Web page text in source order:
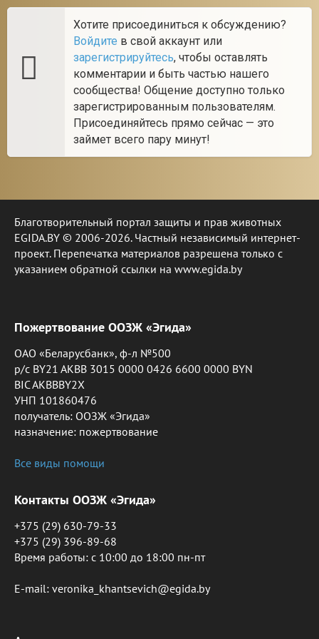
Хотите присоединиться к обсуждению?
Войдите в свой аккаунт или
зарегистрируйтесь, чтобы оставлять
комментарии и быть частью нашего
сообщества! Общение доступно только
зарегистрированным пользователям.
Присоединяйтесь прямо сейчас — это
займет всего пару минут!
Благотворительный портал защиты и прав животных
EGIDA.BY © 2006-2026. Частный независимый интернет-
проект. Перепечатка материалов разрешена только с
указанием обратной ссылки на www.egida.by
Пожертвование ООЗЖ «Эгида»
ОАО «Беларусбанк», ф-л №500
р/с BY21 AKBB 3015 0000 0426 6600 0000 BYN
BIC AKBBBY2X
УНП 101860476
получатель: ООЗЖ «Эгида»
назначение: пожертвование
Все виды помощи
Контакты ООЗЖ «Эгида»
+375 (29) 630-79-33
+375 (29) 396-89-68
Время работы: c 10:00 до 18:00 пн-пт
E-mail: veronika_khantsevich@egida.by